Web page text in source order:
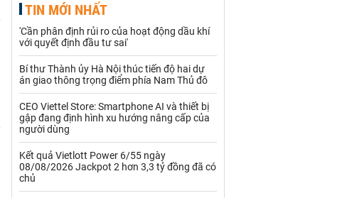
Hạt điều
Khí đốt
Kim loại khác Mắc ca
Muối
Nhựa - Hạt nhựa
Palladium Phân bón
Rau - Củ -Quả Sắt thép
TIN MỚI NHẤT
'Cần phân định rủi ro của hoạt động dầu khí
với quyết định đầu tư sai'
Bí thư Thành ủy Hà Nội thúc tiến độ hai dự
án giao thông trọng điểm phía Nam Thủ đô
CEO Viettel Store: Smartphone AI và thiết bị
gập đang định hình xu hướng nâng cấp của
người dùng
Kết quả Vietlott Power 6/55 ngày
08/08/2026 Jackpot 2 hơn 3,3 tỷ đồng đã có
chủ